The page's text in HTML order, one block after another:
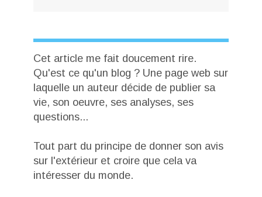
Cet article me fait doucement rire.
Qu'est ce qu'un blog ? Une page web sur
laquelle un auteur décide de publier sa
vie, son oeuvre, ses analyses, ses
questions...
Tout part du principe de donner son avis
sur l'extérieur et croire que cela va
intéresser du monde.